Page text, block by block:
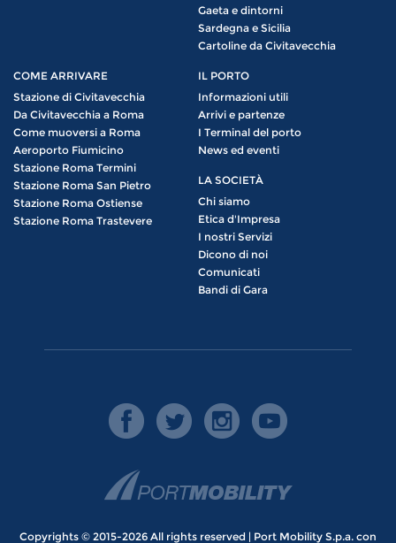
Gaeta e dintorni
Sardegna e Sicilia
Cartoline da Civitavecchia
COME ARRIVARE
Stazione di Civitavecchia
Da Civitavecchia a Roma
Come muoversi a Roma
Aeroporto Fiumicino
Stazione Roma Termini
Stazione Roma San Pietro
Stazione Roma Ostiense
Stazione Roma Trastevere
IL PORTO
Informazioni utili
Arrivi e partenze
I Terminal del porto
News ed eventi
LA SOCIETÀ
Chi siamo
Etica d'Impresa
I nostri Servizi
Dicono di noi
Comunicati
Bandi di Gara
Copyrights © 2015-2026 All rights reserved | Port Mobility S.p.a. con